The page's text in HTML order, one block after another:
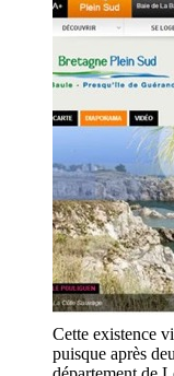
Cette existence
puisque après